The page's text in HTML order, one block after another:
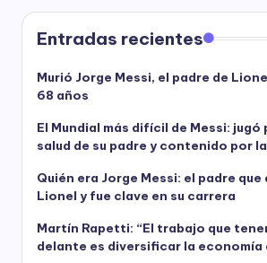
Entradas recientes
Murió Jorge Messi, el padre de
68 años
El Mundial más difícil de Messi:
salud de su padre y contenido por
Quién era Jorge Messi: el padre
Lionel y fue clave en su carrera
Martín Rapetti: “El trabajo que
delante es diversificar la economía